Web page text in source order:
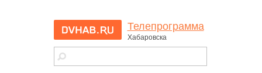
dvhab.ru - сайт
города
Телепрограмма
Хабаровска